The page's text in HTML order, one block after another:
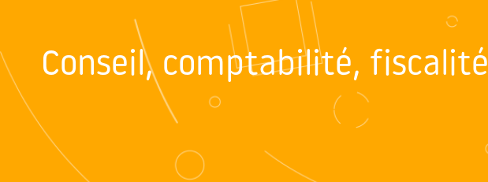
Conseil, comptabilité, fiscalité